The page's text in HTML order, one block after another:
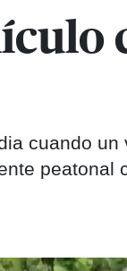
cuando
peatonal